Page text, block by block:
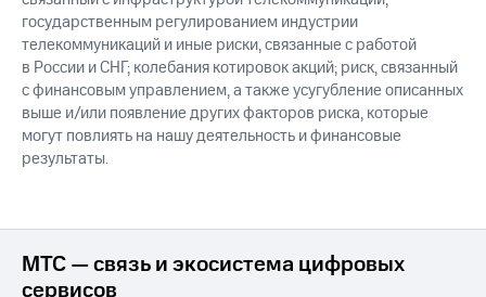
государственным регулированием индустрии
телекоммуникаций и иные риски, связанные с работой
в России и СНГ; колебания котировок акций; риск, связанный
с финансовым управлением, а также усугубление описанных
выше и/или появление других факторов риска, которые
могут повлиять на нашу деятельность и финансовые
результаты.
МТС — связь и экосистема цифровых
сервисов